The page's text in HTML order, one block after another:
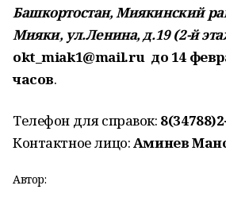
Башкортостан, Миякинский
Мияки, ул.Ленина, д.19 (2-й
okt_miak1@mail.ru до 14
часов.
Телефон для справок:
Контактное лицо:Аминев
Автор: